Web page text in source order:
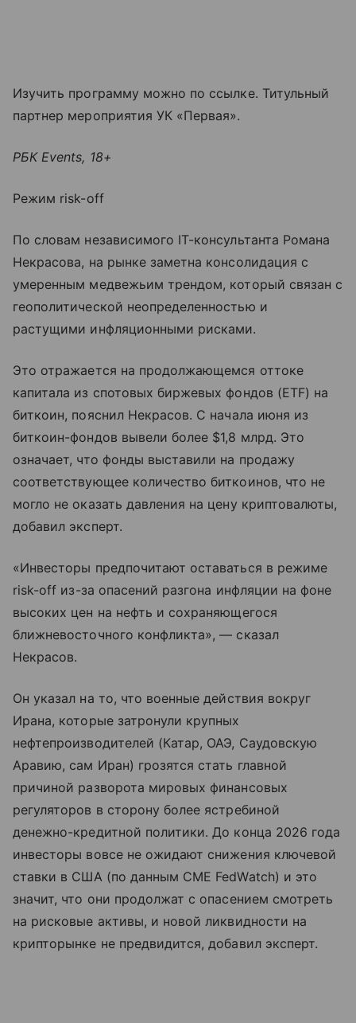
Изучить программу можно по ссылке. Титульный
партнер мероприятия УК «Первая».
РБК Events, 18+
Режим risk-off
По словам независимого IT-консультанта Романа
Некрасова, на рынке заметна консолидация с
умеренным медвежьим трендом, который связан с
геополитической неопределенностью и
растущими инфляционными рисками.
Это отражается на продолжающемся оттоке
капитала из спотовых биржевых фондов (ETF) на
биткоин, пояснил Некрасов. С начала июня из
биткоин-фондов вывели более $1,8 млрд. Это
означает, что фонды выставили на продажу
соответствующее количество биткоинов, что не
могло не оказать давления на цену криптовалюты,
добавил эксперт.
«Инвесторы предпочитают оставаться в режиме
risk-off из-за опасений разгона инфляции на фоне
высоких цен на нефть и сохраняющегося
ближневосточного конфликта», — сказал
Некрасов.
Он указал на то, что военные действия вокруг
Ирана, которые затронули крупных
нефтепроизводителей (Катар, ОАЭ, Саудовскую
Аравию, сам Иран) грозятся стать главной
причиной разворота мировых финансовых
регуляторов в сторону более ястребиной
денежно-кредитной политики. До конца 2026 года
инвесторы вовсе не ожидают снижения ключевой
ставки в США (по данным CME FedWatch) и это
значит, что они продолжат с опасением смотреть
на рисковые активы, и новой ликвидности на
крипторынке не предвидится, добавил эксперт.